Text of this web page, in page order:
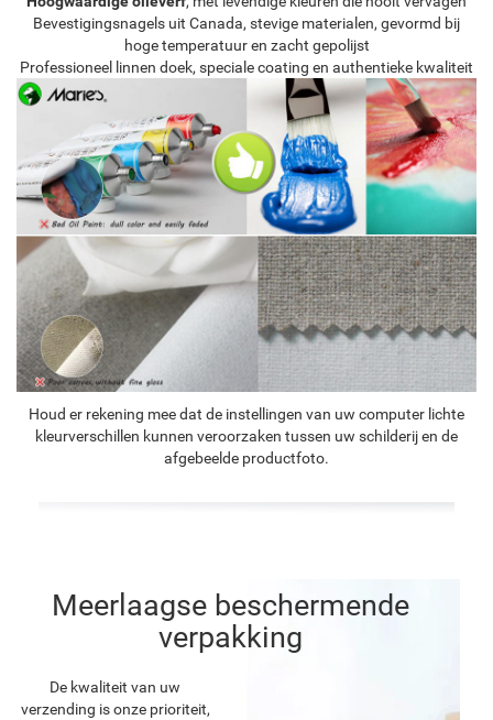
Bevestigingsnagels uit Canada, stevige materialen, gevormd bij
hoge temperatuur en zacht gepolijst
Professioneel linnen doek, speciale coating en authentieke kwaliteit
Houd er rekening mee dat de instellingen van uw computer lichte
kleurverschillen kunnen veroorzaken tussen uw schilderij en de
afgebeelde productfoto.
Meerlaagse beschermende
verpakking
De kwaliteit van uw
verzending is onze prioriteit,